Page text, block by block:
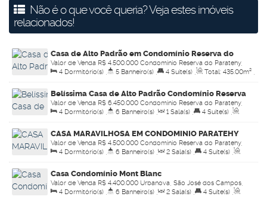
Não é o que você queria? Veja estes imóveis
relacionados!
Casa de Alto Padrão em Condomínio Reserva do
Paratehy
R$ 4.500.000
Valor de Venda
Condomínio Reserva do Paratehy,
São José dos Campos, São Paulo, Brasil
4 Dormitório(s) 5 Banheiro(s) 4 Suíte(s) Total: 435.00m²
Útil: 435.00m² , Terreno: 900.00m²
Belíssima Casa de Alto Padrão Condomínio Reserva
do Paratehy R$ 6.450.000
Valor de Venda
Condomínio Reserva do Paratehy,
São José dos Campos, São Paulo, Brasil
4 Dormitório(s) 6 Banheiro(s) 1 Sala(s) 4 Suíte(s)
Total: 600.00m² , 6 Vaga(s) , Útil: 600.00m² ,
Terreno:
995.00 m²
CASA MARAVILHOSA EM CONDOMINIO PARATEHY
NORTE
R$ 4.500.000
Valor de Venda
Condomínio Reserva do Paratehy,
São José dos Campos, São Paulo, Brasil
4 Dormitório(s) 6 Banheiro(s) 2 Sala(s) 4 Suíte(s)
Total: 450.00m² , 4 Vaga(s) , Útil: 450.00m² ,
Terreno:
900.00m²
Casa Condomínio Mont Blanc
R$ 4.400.000
Valor de Venda
Urbanova, São José dos Campos,
São Paulo, Brasil
4 Dormitório(s) 6 Banheiro(s) 2 Sala(s) 4 Suíte(s)